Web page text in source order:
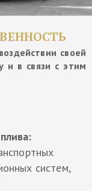
своей
и в связи с этим
систем,